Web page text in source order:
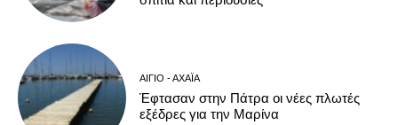
ΑΊΓΙΟ - ΑΧΑΪ́Α
Έφτασαν στην Πάτρα οι νέες πλωτές
εξέδρες για την Μαρίνα